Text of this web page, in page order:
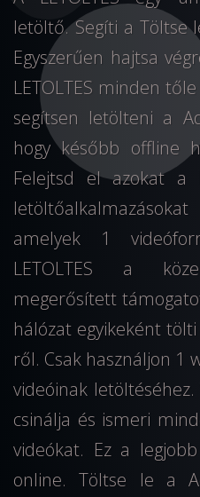
letöltő. Segíti a Töltse
Egyszerűen hajtsa
LETOLTES minden
segítsen letölteni a
hogy később offline
Felejtsd el azokat a
amelyek 1
LETOLTES a
megerősített
hálózat egyikeként
ről. Csak használjon 1
videóinak
csinálja és ismeri
videókat. Ez a
online. Töltse le a